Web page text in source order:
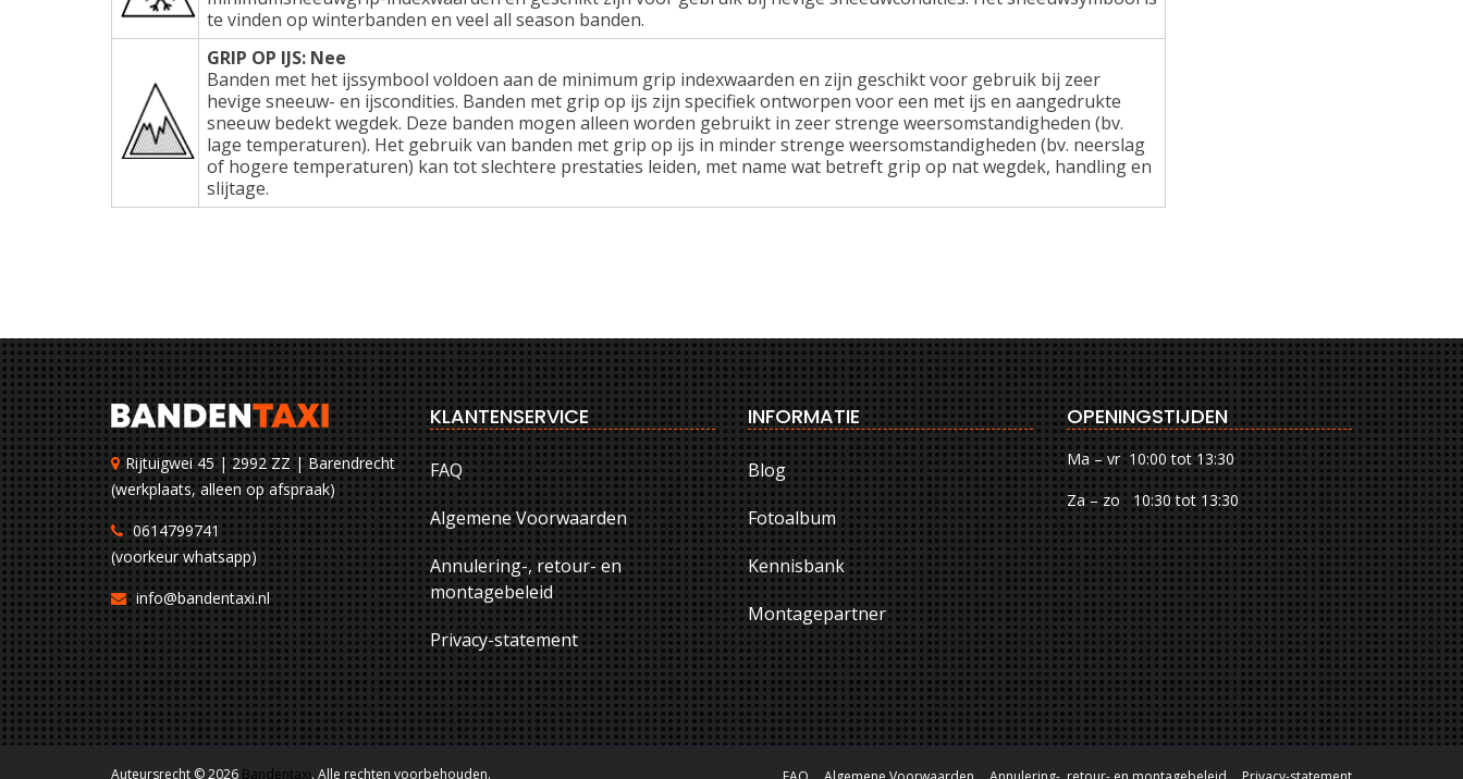
te vinden op winterbanden en veel all season banden.
GRIP OP IJS: Nee
Banden met het ijssymbool voldoen aan de minimum grip indexwaarden en zijn geschikt voor gebruik bij zeer
hevige sneeuw- en ijscondities. Banden met grip op ijs zijn specifiek ontworpen voor een met ijs en aangedrukte
sneeuw bedekt wegdek. Deze banden mogen alleen worden gebruikt in zeer strenge weersomstandigheden (bv.
lage temperaturen). Het gebruik van banden met grip op ijs in minder strenge weersomstandigheden (bv. neerslag
of hogere temperaturen) kan tot slechtere prestaties leiden, met name wat betreft grip op nat wegdek, handling en
slijtage.
Rijtuigwei 45 | 2992 ZZ | Barendrecht
(werkplaats, alleen op afspraak)
0614799741
(voorkeur whatsapp)
info@bandentaxi.nl
KLANTENSERVICE
FAQ
Algemene Voorwaarden
Annulering-, retour- en
montagebeleid
Privacy-statement
INFORMATIE
Blog
Fotoalbum
Kennisbank
Montagepartner
OPENINGSTIJDEN
Ma – vr 10:00 tot 13:30
Za – zo 10:30 tot 13:30
Auteursrecht © 2026 Bandentaxi. Alle rechten voorbehouden.